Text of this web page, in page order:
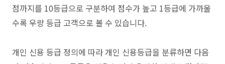
점까지를 10등급으로 구분하여 점수가 높고 1등급에 가까울
수록 우량 등급 고객으로 볼 수 있습니다.
개인 신용 등급 정의에 따라 개인 신용등급을 분류하면 다음